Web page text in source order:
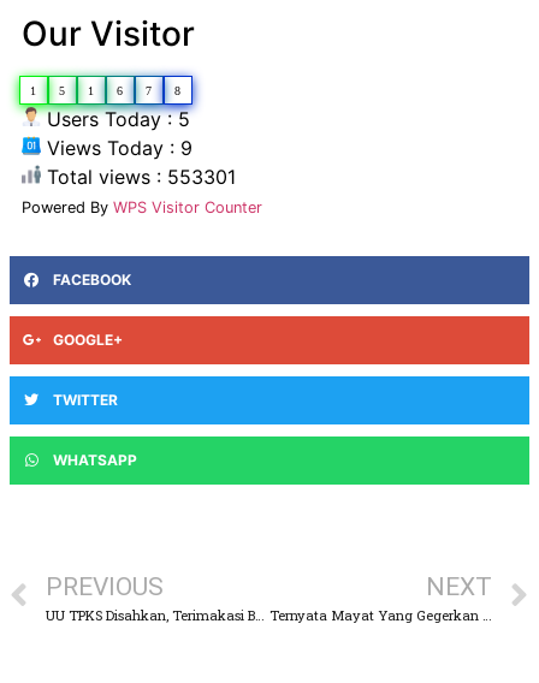
Our Visitor
1 5 1 6 7 8
Users Today : 5
Views Today : 9
Total views : 553301
Powered By WPS Visitor Counter
FACEBOOK
GOOGLE+
TWITTER
WHATSAPP
PREVIOUS
UU TPKS Disahkan, Terimakasi Bu Puan! Menggema di Gedung Senayan
NEXT
Ternyata Mayat Yang Gegerkan Warga Purwodadi adalah Mahasiswa Asal Brawijaya Malang